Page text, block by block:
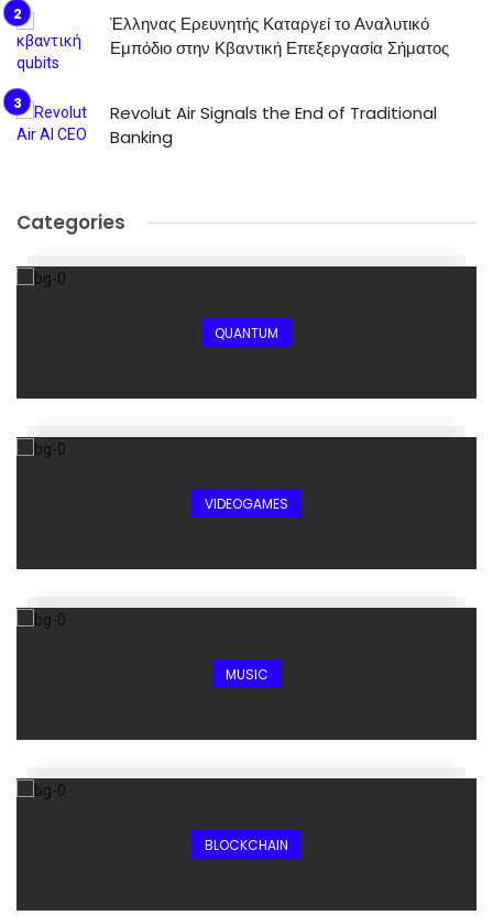
Έλληνας Ερευνητής Καταργεί το Αναλυτικό
Εμπόδιο στην Κβαντική Επεξεργασία Σήματος
Revolut Air Signals the End of Traditional
Banking
Categories
QUANTUM
VIDEOGAMES
MUSIC
BLOCKCHAIN